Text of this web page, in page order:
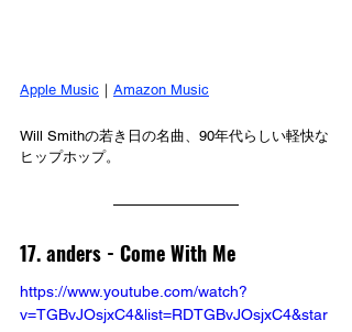
Apple Music ｜ Amazon Music
Will Smithの若き日の名曲、90年代らしい軽快な
ヒップホップ。
17. anders - Come With Me
https://www.youtube.com/watch?
v=TGBvJOsjxC4&list=RDTGBvJOsjxC4&star